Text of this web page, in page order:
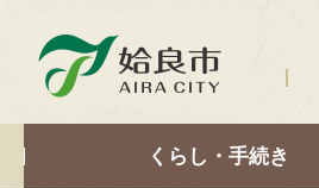
くらし・手続き